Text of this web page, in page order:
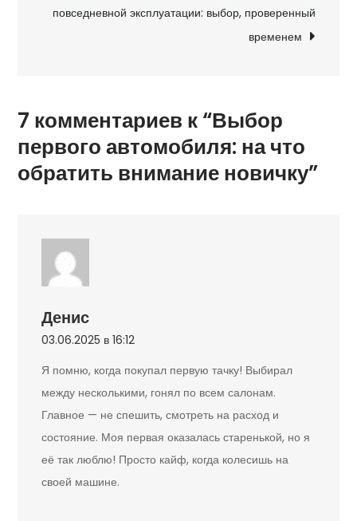
внимание
новичку
повседневной эксплуатации: выбор, проверенный
временем
7 комментариев к “Выбор
первого автомобиля: на что
обратить внимание новичку”
Денис
03.06.2025 в 16:12
Я помню, когда покупал первую тачку! Выбирал
между несколькими, гонял по всем салонам.
Главное — не спешить, смотреть на расход и
состояние. Моя первая оказалась старенькой, но я
её так люблю! Просто кайф, когда колесишь на
своей машине.